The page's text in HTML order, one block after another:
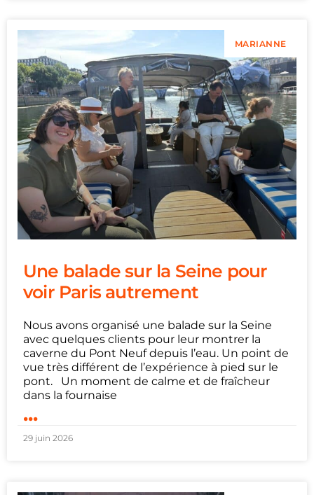
MARIANNE
Une balade sur la Seine pour
voir Paris autrement
Nous avons organisé une balade sur la Seine
avec quelques clients pour leur montrer la
caverne du Pont Neuf depuis l’eau. Un point de
vue très différent de l’expérience à pied sur le
pont. Un moment de calme et de fraîcheur
dans la fournaise
...
29 juin 2026